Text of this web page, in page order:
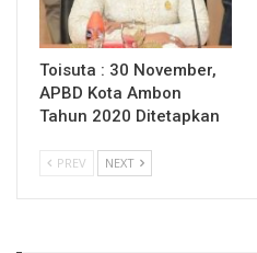
Toisuta : 30 November,
APBD Kota Ambon
Tahun 2020 Ditetapkan
PREV NEXT